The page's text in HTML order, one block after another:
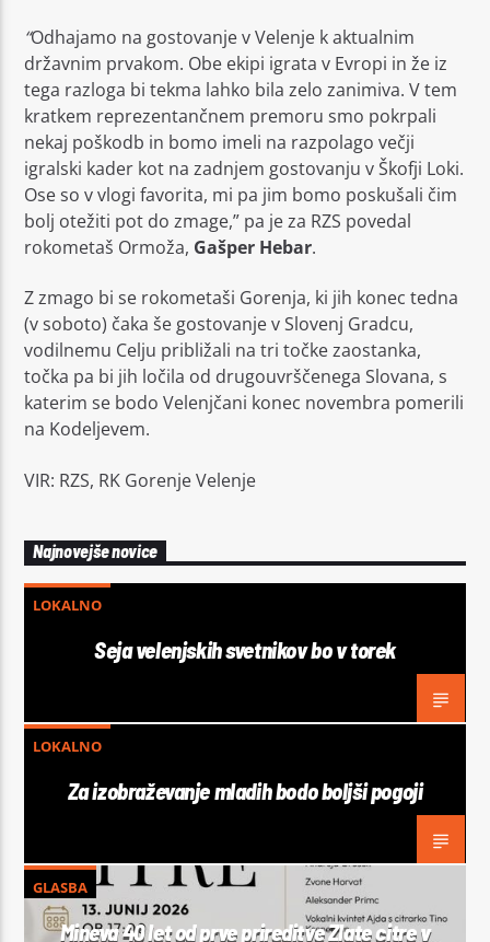
“Odhajamo na gostovanje v Velenje k aktualnim
državnim prvakom. Obe ekipi igrata v Evropi in že iz
tega razloga bi tekma lahko bila zelo zanimiva. V tem
kratkem reprezentančnem premoru smo pokrpali
nekaj poškodb in bomo imeli na razpolago večji
igralski kader kot na zadnjem gostovanju v Škofji Loki.
Ose so v vlogi favorita, mi pa jim bomo poskušali čim
bolj otežiti pot do zmage,” pa je za RZS povedal
rokometaš Ormoža, Gašper Hebar.
Z zmago bi se rokometaši Gorenja, ki jih konec tedna
(v soboto) čaka še gostovanje v Slovenj Gradcu,
vodilnemu Celju približali na tri točke zaostanka,
točka pa bi jih ločila od drugouvrščenega Slovana, s
katerim se bodo Velenjčani konec novembra pomerili
na Kodeljevem.
VIR: RZS, RK Gorenje Velenje
Najnovejše novice
LOKALNO
Seja velenjskih svetnikov bo v torek
LOKALNO
Za izobraževanje mladih bodo boljši pogoji
GLASBA
Mineva 40 let od prve prireditve Zlate citre v